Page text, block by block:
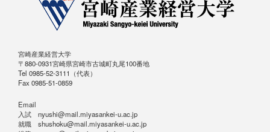
宮崎産業経営大学
〒880-0931宮崎県宮崎市古城町丸尾100番地
Tel 0985-52-3111（代表）
Fax 0985-51-0859
Email
入試 nyushi@mail.miyasankei-u.ac.jp
就職 shushoku@mail.miyasankei-u.ac.jp